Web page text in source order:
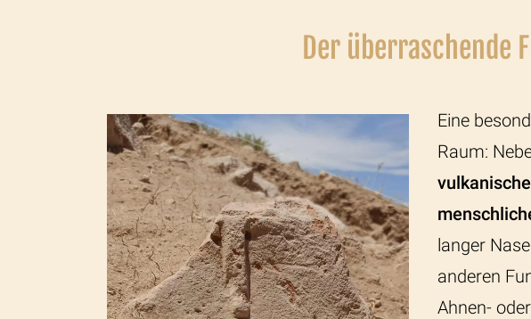
Der überraschende
Eine
Raum:
langer
anderen
Ahnen-